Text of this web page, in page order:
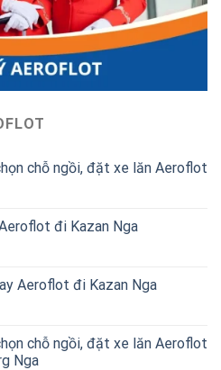
chỗ ngồi, đặt xe lăn Aeroflot
đi Kazan Nga
Aeroflot đi Kazan Nga
chỗ ngồi, đặt xe lăn Aeroflot
Nga